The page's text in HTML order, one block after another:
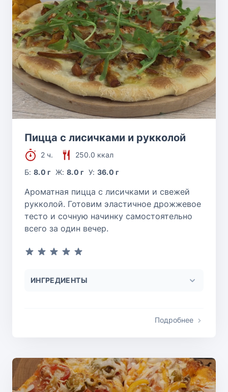
Пицца с лисичками и рукколой
2 ч.
250.0 ккал
Б:8.0 г Ж: 8.0 г У: 36.0 г
Ароматная пицца с лисичками и свежей
рукколой. Готовим эластичное дрожжевое
тесто и сочную начинку самостоятельно
всего за один вечер.
ИНГРЕДИЕНТЫ
Подробнее